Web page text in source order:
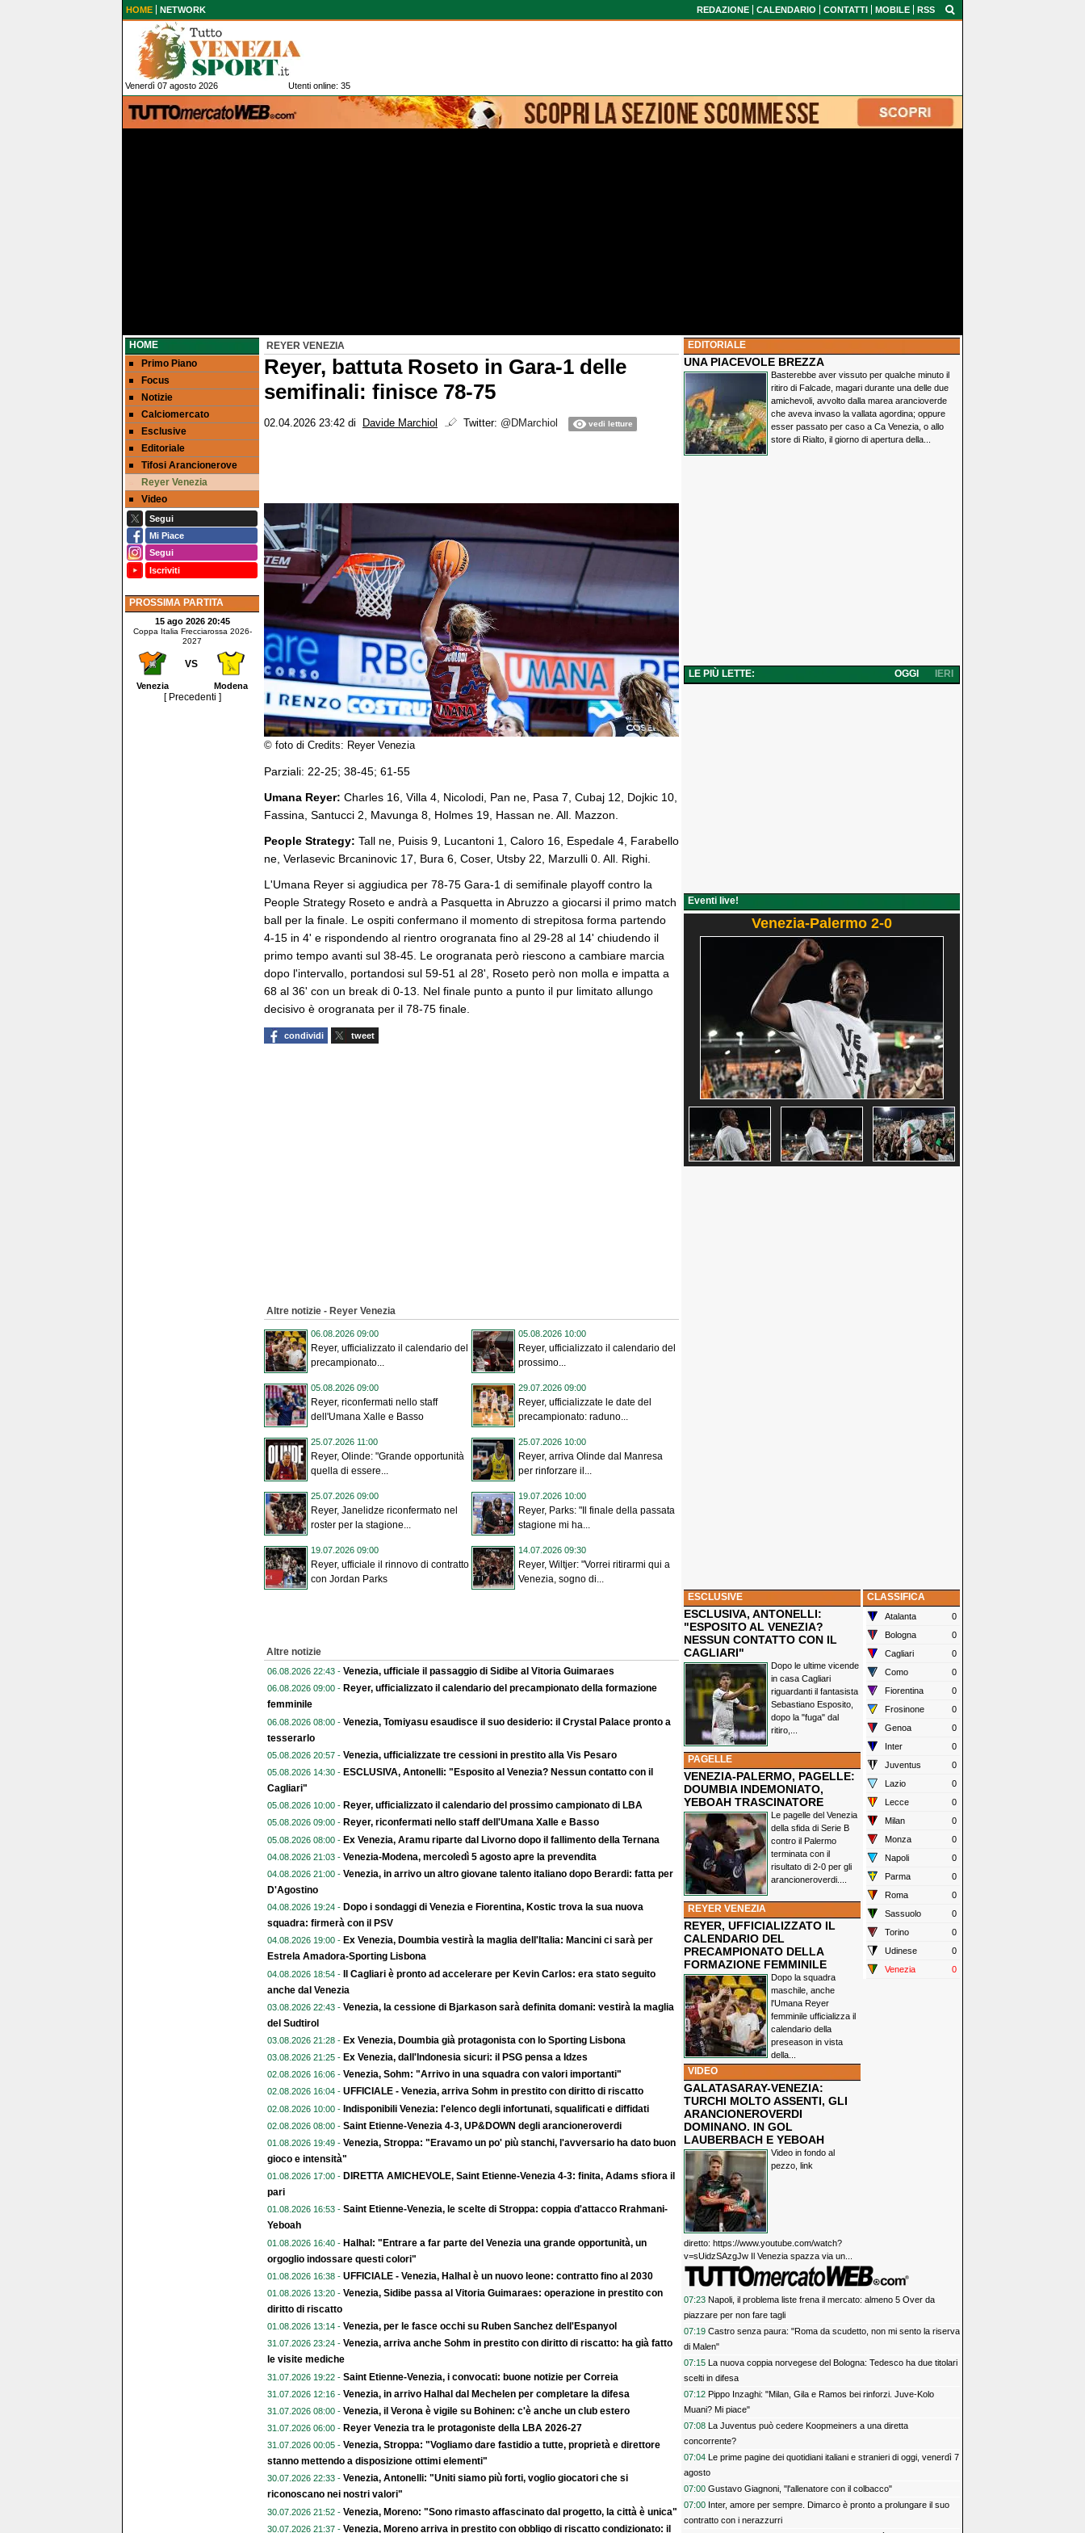
HOME NETWORK REDAZIONE CALENDARIO CONTATTI MOBILE RSS
Venerdì 07 agosto 2026 Utenti online: 35
HOME
Primo Piano
Focus
Notizie
Calciomercato
Esclusive
Editoriale
Tifosi Arancionerove
Reyer Venezia
Video
Segui
Mi Piace
Segui
Iscriviti
PROSSIMA PARTITA
15 ago 2026 20:45
Coppa Italia Frecciarossa 2026-
2027
VS
Venezia Modena
[ Precedenti ]
REYER VENEZIA
Reyer, battuta Roseto in Gara-1 delle
semifinali: finisce 78-75
02.04.2026 23:42 di Davide Marchiol Twitter: @DMarchiol vedi letture
© foto di Credits: Reyer Venezia
Parziali: 22-25; 38-45; 61-55
Umana Reyer: Charles 16, Villa 4, Nicolodi, Pan ne, Pasa 7, Cubaj 12, Dojkic 10,
Fassina, Santucci 2, Mavunga 8, Holmes 19, Hassan ne. All. Mazzon.
People Strategy: Tall ne, Puisis 9, Lucantoni 1, Caloro 16, Espedale 4, Farabello
ne, Verlasevic Brcaninovic 17, Bura 6, Coser, Utsby 22, Marzulli 0. All. Righi.
L'Umana Reyer si aggiudica per 78-75 Gara-1 di semifinale playoff contro la
People Strategy Roseto e andrà a Pasquetta in Abruzzo a giocarsi il primo match
ball per la finale. Le ospiti confermano il momento di strepitosa forma partendo
4-15 in 4' e rispondendo al rientro orogranata fino al 29-28 al 14' chiudendo il
primo tempo avanti sul 38-45. Le orogranata però riescono a cambiare marcia
dopo l'intervallo, portandosi sul 59-51 al 28', Roseto però non molla e impatta a
68 al 36' con un break di 0-13. Nel finale punto a punto il pur limitato allungo
decisivo è orogranata per il 78-75 finale.
condividi tweet
Altre notizie - Reyer Venezia
06.08.2026 09:00
Reyer, ufficializzato il calendario del
precampionato...
05.08.2026 10:00
Reyer, ufficializzato il calendario del
prossimo...
05.08.2026 09:00
Reyer, riconfermati nello staff
dell'Umana Xalle e Basso
29.07.2026 09:00
Reyer, ufficializzate le date del
precampionato: raduno...
25.07.2026 11:00
Reyer, Olinde: "Grande opportunità
quella di essere...
25.07.2026 10:00
Reyer, arriva Olinde dal Manresa
per rinforzare il...
25.07.2026 09:00
Reyer, Janelidze riconfermato nel
roster per la stagione...
19.07.2026 10:00
Reyer, Parks: "Il finale della passata
stagione mi ha...
19.07.2026 09:00
Reyer, ufficiale il rinnovo di contratto
con Jordan Parks
14.07.2026 09:30
Reyer, Wiltjer: "Vorrei ritirarmi qui a
Venezia, sogno di...
Altre notizie
06.08.2026 22:43 - Venezia, ufficiale il passaggio di Sidibe al Vitoria Guimaraes
06.08.2026 09:00 - Reyer, ufficializzato il calendario del precampionato della formazione
femminile
06.08.2026 08:00 - Venezia, Tomiyasu esaudisce il suo desiderio: il Crystal Palace pronto a
tesserarlo
05.08.2026 20:57 - Venezia, ufficializzate tre cessioni in prestito alla Vis Pesaro
05.08.2026 14:30 - ESCLUSIVA, Antonelli: "Esposito al Venezia? Nessun contatto con il
Cagliari"
05.08.2026 10:00 - Reyer, ufficializzato il calendario del prossimo campionato di LBA
05.08.2026 09:00 - Reyer, riconfermati nello staff dell'Umana Xalle e Basso
05.08.2026 08:00 - Ex Venezia, Aramu riparte dal Livorno dopo il fallimento della Ternana
04.08.2026 21:03 - Venezia-Modena, mercoledì 5 agosto apre la prevendita
04.08.2026 21:00 - Venezia, in arrivo un altro giovane talento italiano dopo Berardi: fatta per
D'Agostino
04.08.2026 19:24 - Dopo i sondaggi di Venezia e Fiorentina, Kostic trova la sua nuova
squadra: firmerà con il PSV
04.08.2026 19:00 - Ex Venezia, Doumbia vestirà la maglia dell'Italia: Mancini ci sarà per
Estrela Amadora-Sporting Lisbona
04.08.2026 18:54 - Il Cagliari è pronto ad accelerare per Kevin Carlos: era stato seguito
anche dal Venezia
03.08.2026 22:43 - Venezia, la cessione di Bjarkason sarà definita domani: vestirà la maglia
del Sudtirol
03.08.2026 21:28 - Ex Venezia, Doumbia già protagonista con lo Sporting Lisbona
03.08.2026 21:25 - Ex Venezia, dall'Indonesia sicuri: il PSG pensa a Idzes
02.08.2026 16:06 - Venezia, Sohm: "Arrivo in una squadra con valori importanti"
02.08.2026 16:04 - UFFICIALE - Venezia, arriva Sohm in prestito con diritto di riscatto
02.08.2026 10:00 - Indisponibili Venezia: l'elenco degli infortunati, squalificati e diffidati
02.08.2026 08:00 - Saint Etienne-Venezia 4-3, UP&DOWN degli arancioneroverdi
01.08.2026 19:49 - Venezia, Stroppa: "Eravamo un po' più stanchi, l'avversario ha dato buon
gioco e intensità"
01.08.2026 17:00 - DIRETTA AMICHEVOLE, Saint Etienne-Venezia 4-3: finita, Adams sfiora il
pari
01.08.2026 16:53 - Saint Etienne-Venezia, le scelte di Stroppa: coppia d'attacco Rrahmani-
Yeboah
01.08.2026 16:40 - Halhal: "Entrare a far parte del Venezia una grande opportunità, un
orgoglio indossare questi colori"
01.08.2026 16:38 - UFFICIALE - Venezia, Halhal è un nuovo leone: contratto fino al 2030
01.08.2026 13:20 - Venezia, Sidibe passa al Vitoria Guimaraes: operazione in prestito con
diritto di riscatto
01.08.2026 13:14 - Venezia, per le fasce occhi su Ruben Sanchez dell'Espanyol
31.07.2026 23:24 - Venezia, arriva anche Sohm in prestito con diritto di riscatto: ha già fatto
le visite mediche
31.07.2026 19:22 - Saint Etienne-Venezia, i convocati: buone notizie per Correia
31.07.2026 12:16 - Venezia, in arrivo Halhal dal Mechelen per completare la difesa
31.07.2026 08:00 - Venezia, il Verona è vigile su Bohinen: c'è anche un club estero
31.07.2026 06:00 - Reyer Venezia tra le protagoniste della LBA 2026-27
31.07.2026 00:05 - Venezia, Stroppa: "Vogliamo dare fastidio a tutte, proprietà e direttore
stanno mettendo a disposizione ottimi elementi"
30.07.2026 22:33 - Venezia, Antonelli: "Uniti siamo più forti, voglio giocatori che si
riconoscano nei nostri valori"
30.07.2026 21:52 - Venezia, Moreno: "Sono rimasto affascinato dal progetto, la città è unica"
30.07.2026 21:37 - Venezia, Moreno arriva in prestito con obbligo di riscatto condizionato: il
EDITORIALE
UNA PIACEVOLE BREZZA
Basterebbe aver vissuto per qualche minuto il
ritiro di Falcade, magari durante una delle due
amichevoli, avvolto dalla marea arancioverde
che aveva invaso la vallata agordina; oppure
esser passato per caso a Ca Venezia, o allo
store di Rialto, il giorno di apertura della...
LE PIÙ LETTE: IERI
OGGI
Eventi live!
Venezia-Palermo 2-0
ESCLUSIVE
ESCLUSIVA, ANTONELLI:
"ESPOSITO AL VENEZIA?
NESSUN CONTATTO CON IL
CAGLIARI"
Dopo le ultime vicende
in casa Cagliari
riguardanti il fantasista
Sebastiano Esposito,
dopo la "fuga" dal
ritiro,...
PAGELLE
VENEZIA-PALERMO, PAGELLE:
DOUMBIA INDEMONIATO,
YEBOAH TRASCINATORE
Le pagelle del Venezia
della sfida di Serie B
contro il Palermo
terminata con il
risultato di 2-0 per gli
arancioneroverdi....
REYER VENEZIA
REYER, UFFICIALIZZATO IL
CALENDARIO DEL
PRECAMPIONATO DELLA
FORMAZIONE FEMMINILE
Dopo la squadra
maschile, anche
l'Umana Reyer
femminile ufficializza il
calendario della
preseason in vista
della...
VIDEO
GALATASARAY-VENEZIA:
TURCHI MOLTO ASSENTI, GLI
ARANCIONEROVERDI
DOMINANO. IN GOL
LAUBERBACH E YEBOAH
Video in fondo al
pezzo, link
diretto: https://www.youtube.com/watch?
v=sUidzSAzgJw Il Venezia spazza via un...
CLASSIFICA
Atalanta
0
Bologna
0
Cagliari
0
Como
0
Fiorentina
0
Frosinone
0
Genoa
0
Inter
0
Juventus
0
Lazio
0
Lecce
0
Milan
0
Monza
0
Napoli
0
Parma
0
Roma
0
Sassuolo
0
Torino
0
Udinese
0
Venezia
0
07:23 Napoli, il problema liste frena il mercato: almeno 5 Over da
piazzare per non fare tagli
07:19 Castro senza paura: "Roma da scudetto, non mi sento la riserva
di Malen"
07:15 La nuova coppia norvegese del Bologna: Tedesco ha due titolari
scelti in difesa
07:12 Pippo Inzaghi: "Milan, Gila e Ramos bei rinforzi. Juve-Kolo
Muani? Mi piace"
07:08 La Juventus può cedere Koopmeiners a una diretta
concorrente?
07:04 Le prime pagine dei quotidiani italiani e stranieri di oggi, venerdì 7
agosto
07:00 Gustavo Giagnoni, "l'allenatore con il colbacco"
07:00 Inter, amore per sempre. Dimarco è pronto a prolungare il suo
contratto con i nerazzurri